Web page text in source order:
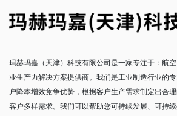
玛赫玛嘉（天津）科技有限公司是一家专注于：航
业生产力解决方案提供商。我们是工业制造行业的
户降本增效竞争优势，根据客户生产需求制定出合
客户多样需求。我们可以帮助您可持续发展、可持